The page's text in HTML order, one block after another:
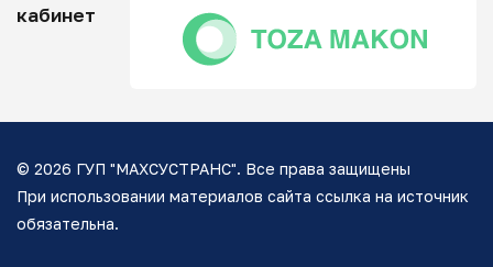
кабинет
© 2026 ГУП "МАХСУСТРАНС". Все права защищены
При использовании материалов сайта ссылка на источник
обязательна.